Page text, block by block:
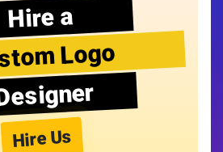
Hire a
Logo
Hire Us